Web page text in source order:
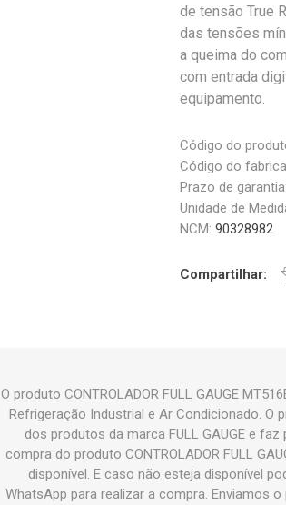
de tensão True
das tensões
a queima do
com entrada
equipamento.
Código do
Código do
Prazo de
Unidade de
NCM:90328982
Compartilhar:
O produto CONTROLADOR FULL GAUGE
Refrigeração Industrial e Ar Condicionado. O
dos produtos da marca FULL GAUGE e faz
compra do produto CONTROLADOR FULL
disponível. E caso não esteja disponível
WhatsApp para realizar a compra. Enviamos o